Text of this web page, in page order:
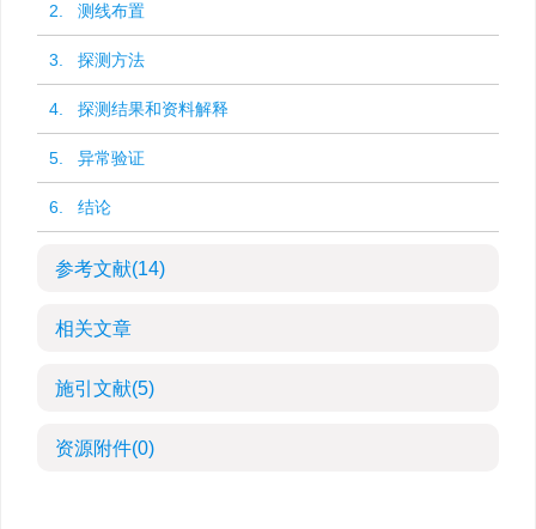
2. 测线布置
3. 探测方法
4. 探测结果和资料解释
5. 异常验证
6. 结论
参考文献(14)
相关文章
施引文献(5)
资源附件(0)